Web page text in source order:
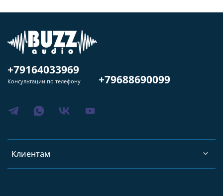
Клиентам
+79164033969
Консультации по телефону +79688690099